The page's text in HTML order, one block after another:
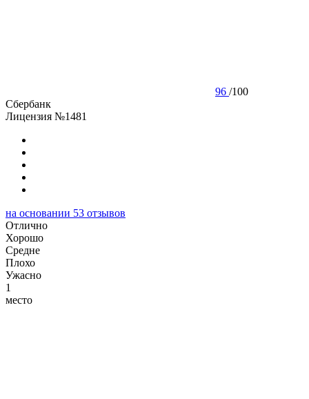
96 /100
Сбербанк
Лицензия №1481
на основании 53 отзывов
Отлично
Хорошо
Cредне
Плохо
Ужасно
1
место